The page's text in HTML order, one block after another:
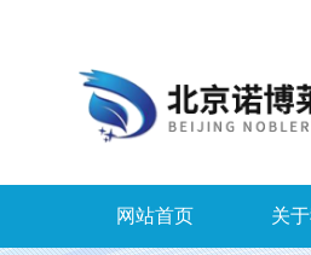
网站首页 关